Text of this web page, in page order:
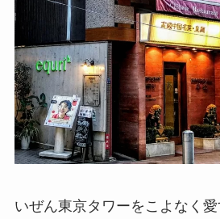
いぜん東京タワーをこよなく